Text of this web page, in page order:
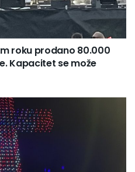
roku prodano 80.000
Kapacitet se može